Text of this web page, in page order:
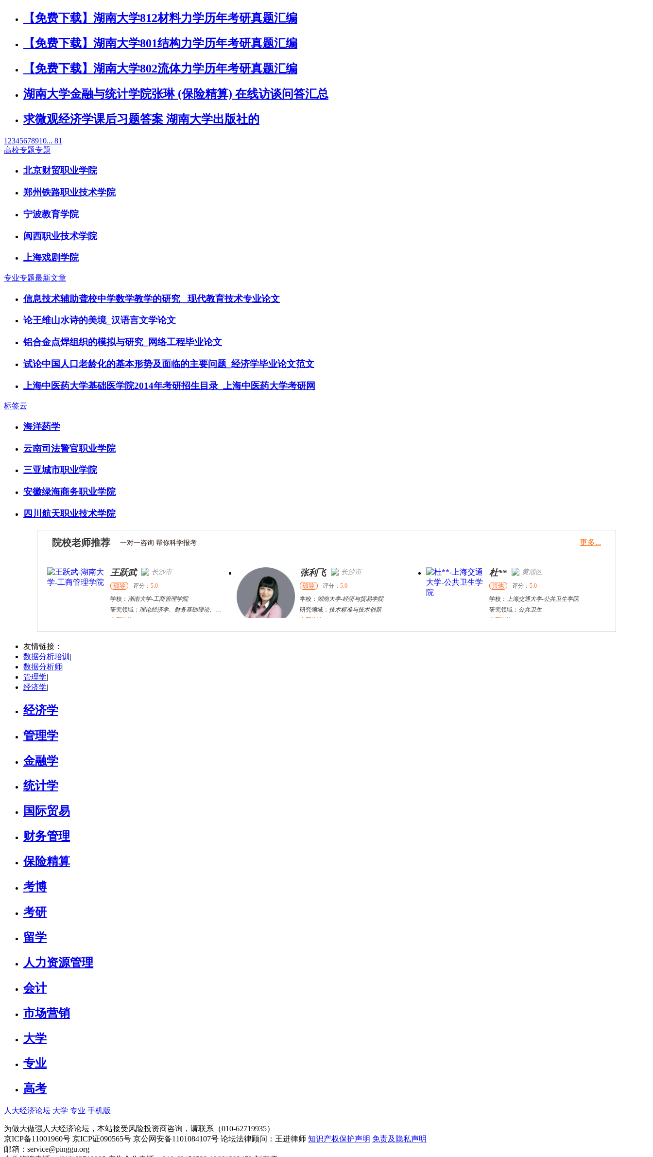
【免费下载】湖南大学812材料力学历年考研真题汇编
【免费下载】湖南大学801结构力学历年考研真题汇编
【免费下载】湖南大学802流体力学历年考研真题汇编
湖南大学金融与统计学院张琳 (保险精算) 在线访谈问答汇总
求微观经济学课后习题答案 湖南大学出版社的
1 2345678910... 81
高校专题专题
北京财贸职业学院
郑州铁路职业技术学院
宁波教育学院
闽西职业技术学院
上海戏剧学院
专业专题最新文章
信息技术辅助聋校中学数学教学的研究 _现代教育技术专业论文
论王维山水诗的美境_汉语言文学论文
铝合金点焊组织的模拟与研究_网络工程毕业论文
试论中国人口老龄化的基本形势及面临的主要问题_经济学毕业论文范文
上海中医药大学基础医学院2014年考研招生目录_上海中医药大学考研网
标签云
海洋药学
云南司法警官职业学院
三亚城市职业学院
安徽绿海商务职业学院
四川航天职业技术学院
院校老师推荐 一对一咨询 帮你科学报考 更多...
王跃武 长沙市
硕导 评分： 5.0
学校： 湖南大学-工商管理学院
研究领域： 理论经济学、财务基础理论、竞争力财务、管理会计、财务分析、创新创业
立即咨询
张利飞 长沙市
硕导 评分： 5.0
学校： 湖南大学-经济与贸易学院
研究领域： 技术标准与技术创新
立即咨询
杜** 黄浦区
其他 评分： 5.0
学校： 上海交通大学-公共卫生学院
研究领域： 公共卫生
立即咨询
戴稳胜 北京市 陈** 长沙市 向** 长沙市
友情链接：
数据分析培训 |
数据分析师|
管理学|
经济学|
经济学
管理学
金融学
统计学
国际贸易
财务管理
保险精算
考博
考研
留学
人力资源管理
会计
市场营销
大学
专业
高考
人大经济论坛 大学 专业 手机版
为做大做强人大经济论坛，本站接受风险投资商咨询，请联系（010-62719935）
京ICP备11001960号 京ICP证090565号 京公网安备1101084107号 论坛法律顾问：王进律师 知识产权保护声明 免责及隐私声明
邮箱：service@pinggu.org